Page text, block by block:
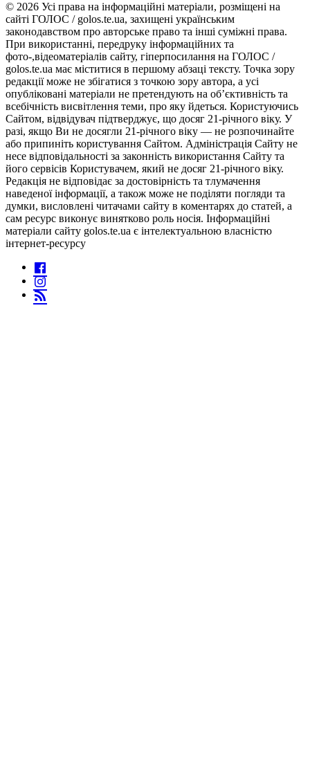
© 2026 Усі права на інформаційні матеріали, розміщені на
сайті ГОЛОС / golos.te.ua, захищені українським
законодавством про авторське право та інші суміжні права.
При використанні, передруку інформаційних та
фото-,відеоматеріалів сайту, гіперпосилання на ГОЛОС /
golos.te.ua має міститися в першому абзаці тексту. Точка зору
редакції може не збігатися з точкою зору автора, а усі
опубліковані матеріали не претендують на об’єктивність та
всебічність висвітлення теми, про яку йдеться. Користуючись
Сайтом, відвідувач підтверджує, що досяг 21-річного віку. У
разі, якщо Ви не досягли 21-річного віку — не розпочинайте
або припиніть користування Сайтом. Адміністрація Сайту не
несе відповідальності за законність використання Сайту та
його сервісів Користувачем, який не досяг 21-річного віку.
Редакція не відповідає за достовірність та тлумачення
наведеної інформації, а також може не поділяти погляди та
думки, висловлені читачами сайту в коментарях до статей, а
сам ресурс виконує винятково роль носія. Інформаційні
матеріали сайту golos.te.ua є інтелектуальною власністю
інтернет-ресурсу